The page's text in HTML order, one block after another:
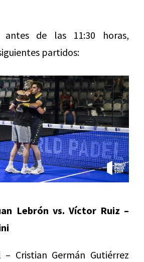
de las 11:30 horas,
partidos:
Lebrón vs. Víctor Ruiz –
– Cristian Germán Gutiérrez